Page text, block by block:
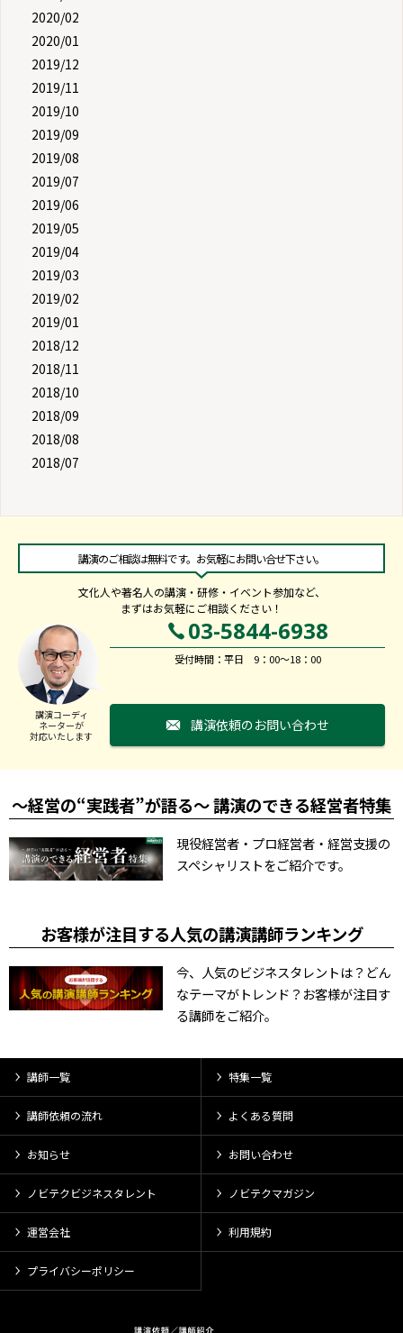
2020/02
2020/01
2019/12
2019/11
2019/10
2019/09
2019/08
2019/07
2019/06
2019/05
2019/04
2019/03
2019/02
2019/01
2018/12
2018/11
2018/10
2018/09
2018/08
2018/07
講演のご相談は無料です。お気軽にお問い合せ下さい。
文化人や著名人の講演・研修・イベント参加など、
まずはお気軽にご相談ください！
講演コーディ
ネーターが
対応いたします
03-5844-6938
受付時間：平日 9：00～18：00
講演依頼のお問い合わせ
～経営の“実践者”が語る～ 講演のできる経営者特集
現役経営者・プロ経営者・経営支援の
スペシャリストをご紹介です。
お客様が注目する人気の講演講師ランキング
今、人気のビジネスタレントは？どん
なテーマがトレンド？お客様が注目す
る講師をご紹介。
講師一覧 特集一覧
講師依頼の流れ よくある質問
お知らせ お問い合わせ
ノビテクビジネスタレント ノビテクマガジン
運営会社 利用規約
プライバシーポリシー